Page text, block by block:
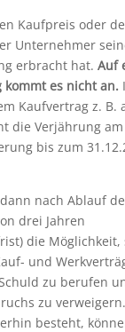
Kaufpreis oder
Unternehmer
erbracht hat. Auf
kommt es nicht an.
Kaufvertrag z. B.
die Verjährung am
bis zum
nach Ablauf
drei Jahren
die
und
zu berufen
zu
besteht,